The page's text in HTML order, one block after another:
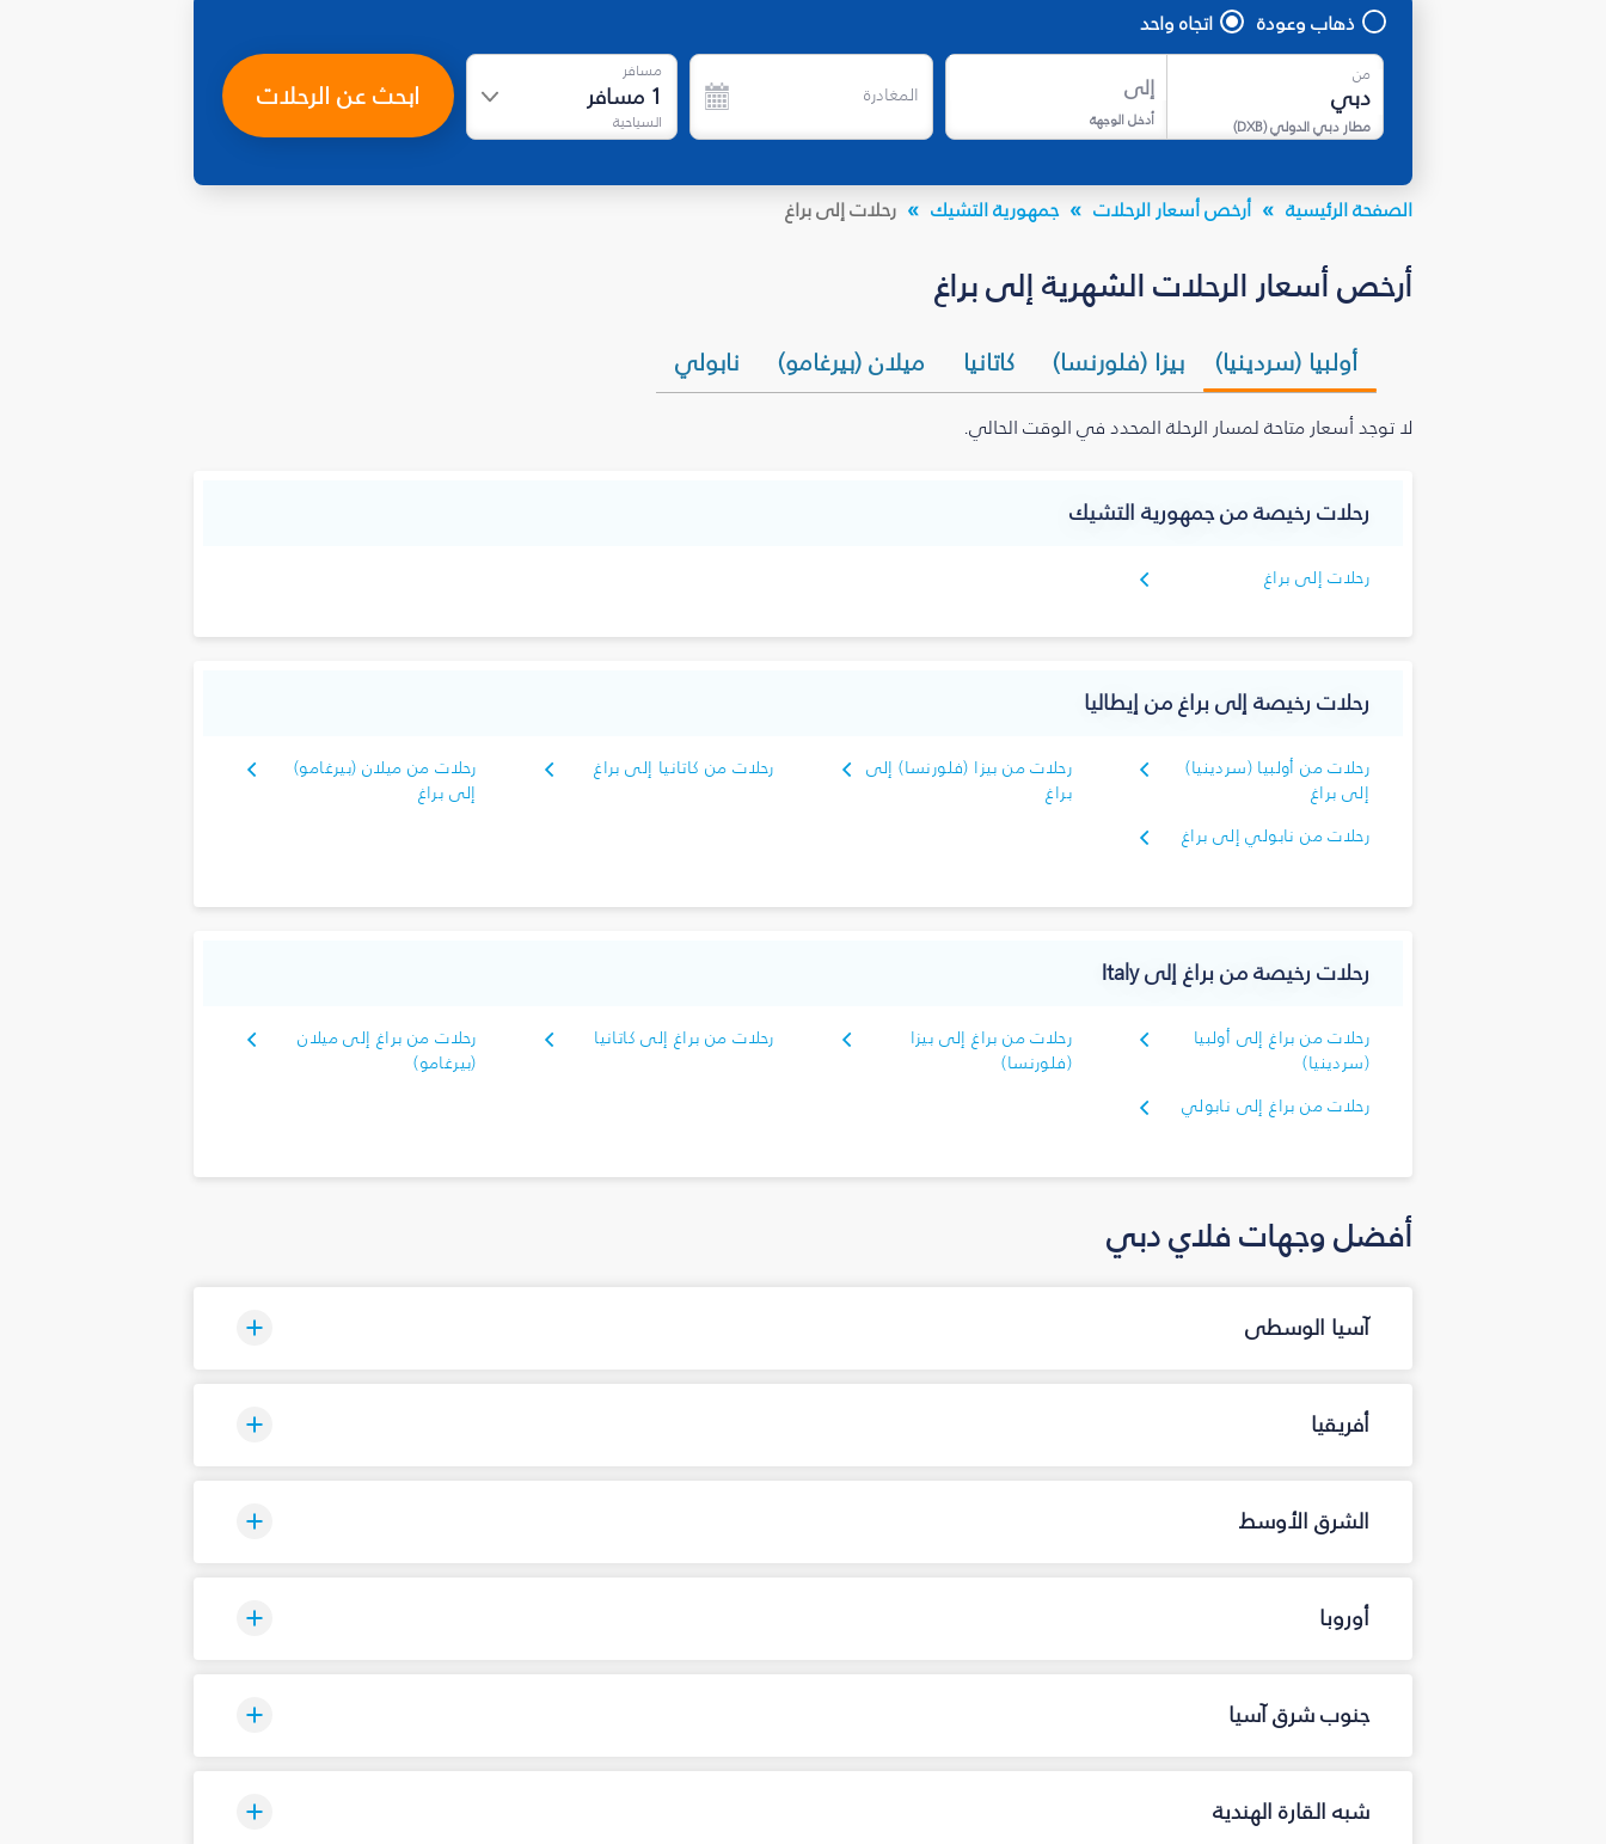
ذهاب وعودة اتجاه واحد
من
مطار دبي الدولي(
DXB
)
إلى
أدخل الوجهة
المغادرة
مسافر
1 مسافر
السياحية
ابحث عن الرحلات
الصفحة الرئيسية أرخص أسعار الرحلات جمهورية التشيك رحلات إلى براغ
أرخص أسعار الرحلات الشهرية إلى براغ
أولبيا (سردينيا) بيزا (فلورنسا) كاتانيا ميلان (بيرغامو) نابولي
لا توجد أسعار متاحة لمسار الرحلة المحدد في الوقت الحالي.
رحلات رخيصة من جمهورية التشيك
رحلات إلى براغ
رحلات رخيصة إلى براغ من إيطاليا
رحلات من أولبيا (سردينيا)
إلى براغ
رحلات من بيزا (فلورنسا) إلى
براغ
رحلات من كاتانيا إلى براغ
رحلات من ميلان (بيرغامو)
إلى براغ
رحلات من نابولي إلى براغ
رحلات رخيصة من براغ إلى Italy
رحلات من براغ إلى أولبيا
(سردينيا)
رحلات من براغ إلى بيزا
(فلورنسا)
رحلات من براغ إلى كاتانيا
رحلات من براغ إلى ميلان
(بيرغامو)
رحلات من براغ إلى نابولي
أفضل وجهات فلاي دبي
آسيا الوسطى
أفريقيا
الشرق الأوسط
أوروبا
جنوب شرق آسيا
شبه القارة الهندية